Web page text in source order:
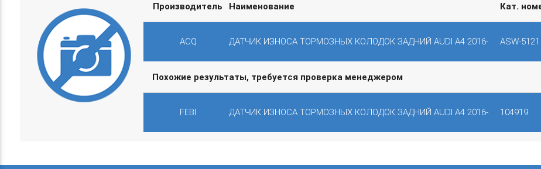
Basket.php
Производитель Наименование Кат.
ACQ ДАТЧИК ИЗНОСА ТОРМОЗНЫХ КОЛОДОК ЗАДНИЙ AUDI A4 2016- ASW-5121
Похожие результаты, требуется проверка менеджером
FEBI ДАТЧИК ИЗНОСА ТОРМОЗНЫХ КОЛОДОК ЗАДНИЙ AUDI A4 2016- 104919